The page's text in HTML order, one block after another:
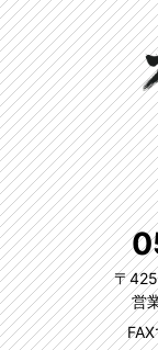
〒
営